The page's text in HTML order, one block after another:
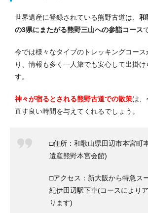
世界遺産に登録されている熊野古道は、 和
の3県にまたがる熊野三山への参詣コース
今では様々なタイプのトレッキングコース
り、情報も多く一人旅でも安心して出掛
す。
神々が宿るとされる熊野古道での散策は、
直す良い時間を与えてくれるでしょう。
□住所：和歌山県田辺市本宮町
遺産熊野本宮会館)
□アクセス：新大阪から特急ス
紀伊田辺駅下車(コースにより
ります)